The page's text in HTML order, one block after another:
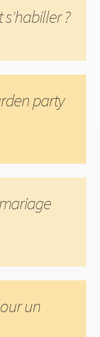
?
party
mariage
un